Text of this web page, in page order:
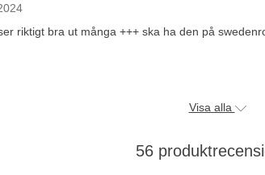
riktigt bra ut många +++ ska ha den på
Visa alla
56